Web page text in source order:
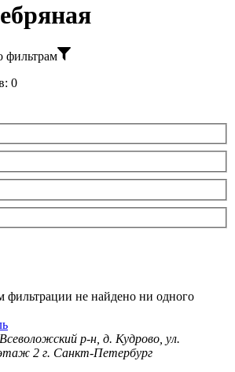
фильтрам
0
не найдено ни одного
р-н, д. Кудрово, ул.
2 г. Санкт-Петербург